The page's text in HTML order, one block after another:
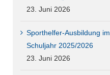
23. Juni 2026
Sporthelfer-Ausbildung im
Schuljahr 2025/2026
23. Juni 2026